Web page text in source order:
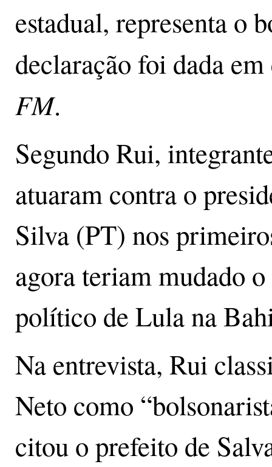
estadual, representa o
declaração foi dada
FM.
Segundo Rui,
atuaram contra o
Silva (PT) nos
agora teriam mudado
político de Lula na
Na entrevista, Rui
Neto como
citou o prefeito de